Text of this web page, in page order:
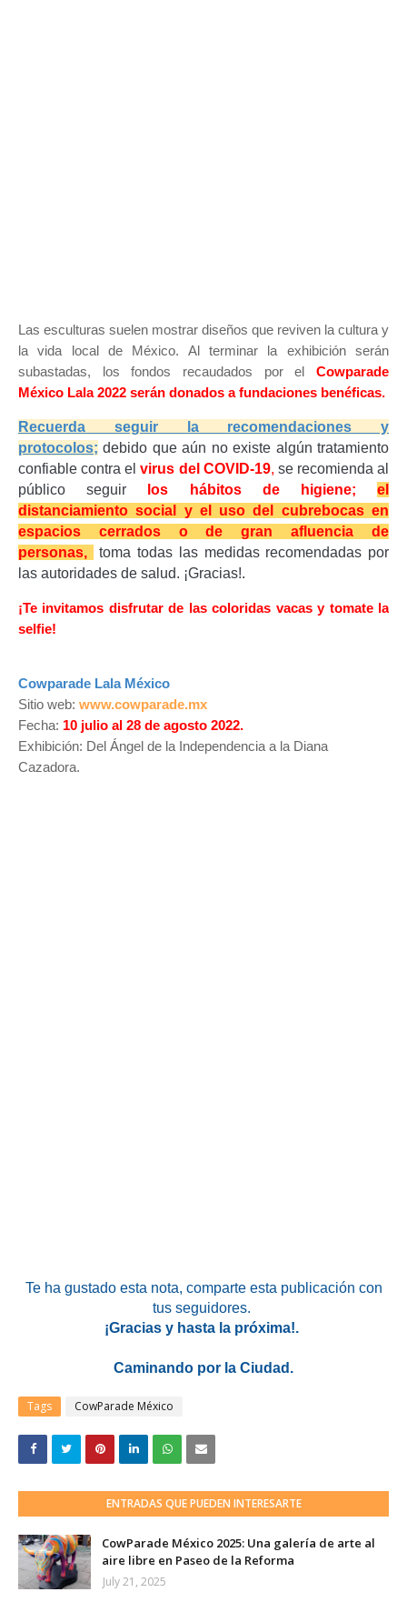
Las esculturas suelen mostrar diseños que reviven la cultura y
la vida local de México. Al terminar la exhibición serán
subastadas, los fondos recaudados por el Cowparade
México Lala 2022 serán donados a fundaciones benéficas.
Recuerda seguir la recomendaciones y
protocolos; debido que aún no existe algún tratamiento
confiable contra elvirus del COVID-19, se recomienda al
público seguir
los hábitos de higiene;
el
distanciamiento social y el uso del cubrebocas en
espacios cerrados o de gran afluencia de
personas,
toma todas las medidas recomendadas por
las autoridades de salud. ¡Gracias!.
¡Te invitamos disfrutar de las coloridas vacas y tomate la
selfie!
Cowparade Lala México
Sitio web: www.cowparade.mx
Fecha: 10 julio al 28 de agosto 2022.
Exhibición: Del Ángel de la Independencia a la Diana
Cazadora.
Te ha gustado esta nota, comparte esta publicación con
tus seguidores.
¡Gracias y hasta la próxima!.
Caminando por la Ciudad.
Tags CowParade México
ENTRADAS QUE PUEDEN INTERESARTE
CowParade México 2025: Una galería de arte al
aire libre en Paseo de la Reforma
July 21, 2025